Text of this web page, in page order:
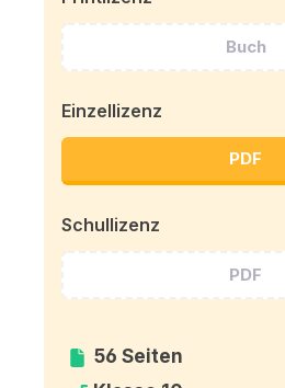
Buch
Einzellizenz
PDF
Schullizenz
PDF
56 Seiten